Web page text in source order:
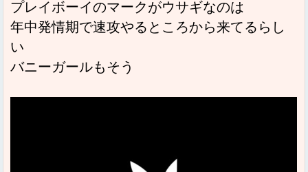
プレイボーイのマークがウサギなのは
年中発情期で速攻やるところから来てるらし
い
バニーガールもそう